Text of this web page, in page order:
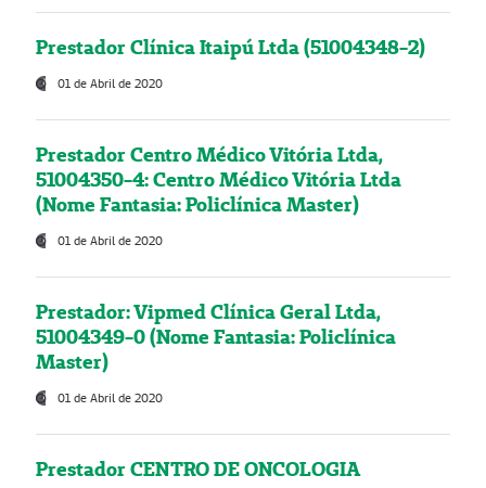
Prestador Clínica Itaipú Ltda (51004348-2)
01 de Abril de 2020
Prestador Centro Médico Vitória Ltda,
51004350-4: Centro Médico Vitória Ltda
(Nome Fantasia: Policlínica Master)
01 de Abril de 2020
Prestador: Vipmed Clínica Geral Ltda,
51004349-0 (Nome Fantasia: Policlínica
Master)
01 de Abril de 2020
Prestador CENTRO DE ONCOLOGIA